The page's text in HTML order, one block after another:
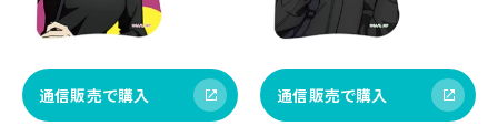
通信販売で購入 通信販売で購入